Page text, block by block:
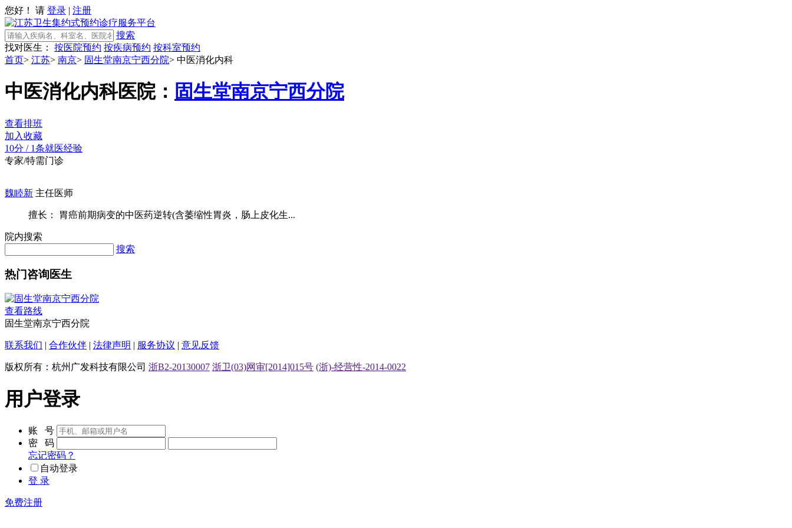
您好！ 请 登录 | 注册
搜索
找对医生：
按医院预约 按疾病预约 按科室预约
首页> 江苏> 南京> 固生堂南京宁西分院> 中医消化内科
中医消化内科医院： 固生堂南京宁西分院
查看排班
加入收藏
10分 / 1条就医经验
专家/特需门诊
魏睦新 主任医师
擅长： 胃癌前期病变的中医药逆转(含萎缩性胃炎，肠上皮化生...
院内搜索
搜索
热门咨询医生
查看路线
固生堂南京宁西分院
联系我们 合作伙伴 法律声明 服务协议 意见反馈
版权所有：杭州广发科技有限公司 浙B2-20130007 浙卫(03)网审[2014]015号 (浙)-经营性-2014-0022
用户登录
账 号
密 码
忘记密码？
自动登录
登 录
免费注册